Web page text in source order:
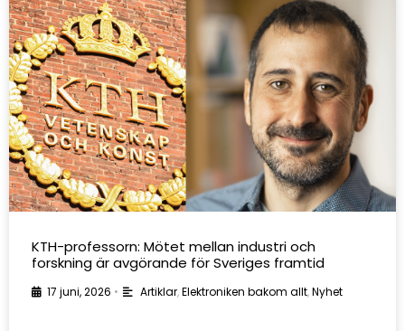
KTH-professorn: Mötet mellan industri och
forskning är avgörande för Sveriges framtid
17 juni, 2026 • Artiklar,Elektroniken bakom allt,Nyhet